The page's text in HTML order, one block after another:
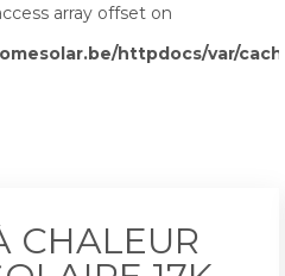
array offset on
httpdocs/var/
CHALEUR